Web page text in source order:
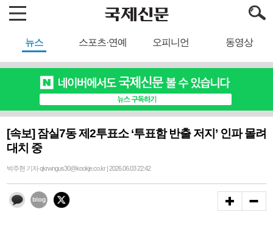
뉴스 스포츠·연예 오피니언 동영상
[속보] 잠실7동 제2투표소 ‘투표함 반출 저지’ 인파 몰려
대치 중
박주현 기자 qkrwngus30@kookje.co.kr | 2026.06.03 22:42